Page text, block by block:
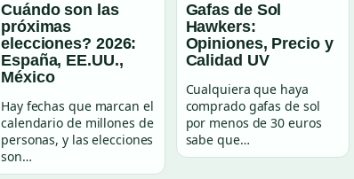
Cuándo son las
próximas
elecciones? 2026:
España, EE.UU.,
México
Hay fechas que marcan el
calendario de millones de
personas, y las elecciones
son…
Gafas de Sol
Hawkers:
Opiniones, Precio y
Calidad UV
Cualquiera que haya
comprado gafas de sol
por menos de 30 euros
sabe que…